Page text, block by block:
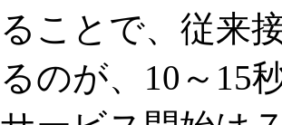
ることで、従来
るのが、10～15